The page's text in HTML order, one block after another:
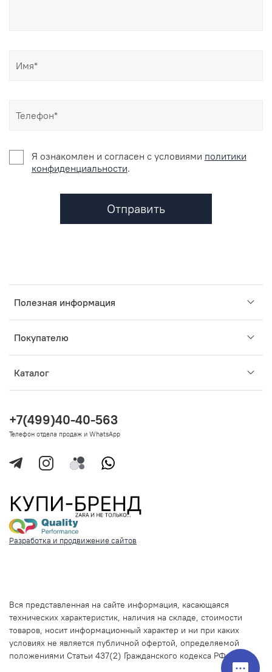
Я ознакомлен и согласен c условиями политики
конфиденциальности.
Отправить
Полезная информация
Покупателю
Каталог
+7(499)40-40-563
Телефон отдела продаж и WhatsApp
Разработка и продвижение сайтов
Вся представленная на сайте информация, касающаяся
технических характеристик, наличия на складе, стоимости
товаров, носит информационный характер и ни при каких
условиях не является публичной офертой, определяемой
положениями Статьи 437(2) Гражданского кодекса РФ.